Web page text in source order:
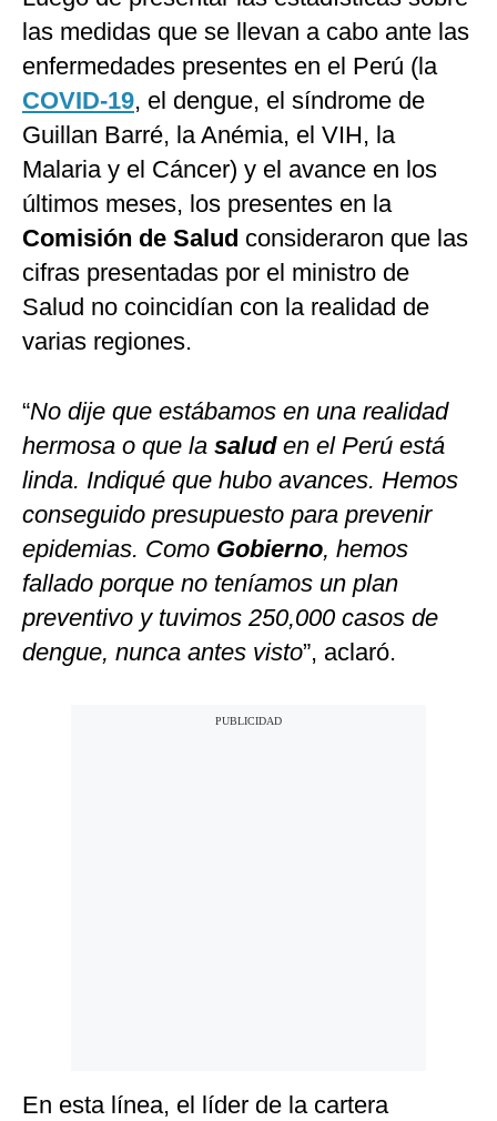
las medidas que se llevan a cabo ante las
enfermedades presentes en el Perú (la
COVID-19, el dengue, el síndrome de
Guillan Barré, la Anémia, el VIH, la
Malaria y el Cáncer) y el avance en los
últimos meses, los presentes en la
Comisión de Salud consideraron que las
cifras presentadas por el ministro de
Salud no coincidían con la realidad de
varias regiones.
“No dije que estábamos en una realidad
hermosa o que la salud en el Perú está
linda. Indiqué que hubo avances. Hemos
conseguido presupuesto para prevenir
epidemias. Como Gobierno, hemos
fallado porque no teníamos un plan
preventivo y tuvimos 250,000 casos de
dengue, nunca antes visto”, aclaró.
En esta línea, el líder de la cartera